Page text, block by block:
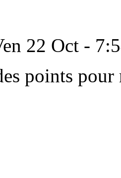
22 Oct -
points pour